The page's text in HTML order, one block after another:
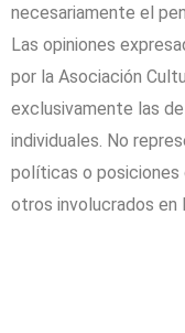
necesariamente el
Las opiniones
por la Asociación
exclusivamente las
individuales. No
políticas o posiciones
otros involucrados en